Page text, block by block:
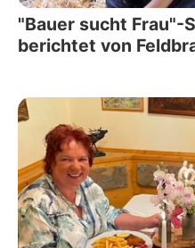
"Bauer sucht Frau"-
berichtet von